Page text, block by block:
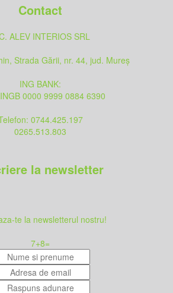
Contact
ALEV INTERIOS SRL
Strada Gării, nr. 44, jud. Mureș
ING BANK:
0000 9999 0884 6390
0744.425.197
0265.513.803
la newsletter
te la newsletterul nostru!
7+8=